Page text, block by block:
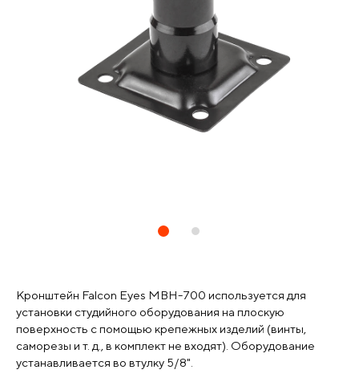
Кронштейн Falcon Eyes MBH-700 используется для
установки студийного оборудования на плоскую
поверхность с помощью крепежных изделий (винты,
саморезы и т. д., в комплект не входят). Оборудование
устанавливается во втулку 5/8".